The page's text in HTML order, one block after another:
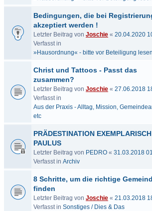
Bedingungen, die bei
akzeptiert werden !
Letzter Beitrag von Joschie « 20.04.2020
Verfasst in
»Hausordnung« - bitte vor Beteiligung lesen
Christ und Tattoos - Passt das
zusammen?
Letzter Beitrag von Joschie « 27.06.2018
Verfasst in
Aus der Praxis - Alltag, Mission,
etc
PRÄDESTINATION
PAULUS
Letzter Beitrag von PEDRO « 31.03.2018
Verfasst in Archiv
8 Schritte, um die richtige
finden
Letzter Beitrag von Joschie « 21.03.2018
Verfasst in Sonstiges / Dies & Das